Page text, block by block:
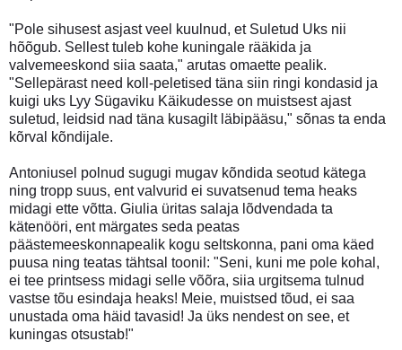
"Pole sihusest asjast veel kuulnud, et Suletud Uks nii
hõõgub. Sellest tuleb kohe kuningale rääkida ja
valvemeeskond siia saata," arutas omaette pealik.
"Sellepärast need koll-peletised täna siin ringi kondasid ja
kuigi uks Lyy Sügaviku Käikudesse on muistsest ajast
suletud, leidsid nad täna kusagilt läbipääsu," sõnas ta enda
kõrval kõndijale.
Antoniusel polnud sugugi mugav kõndida seotud kätega
ning tropp suus, ent valvurid ei suvatsenud tema heaks
midagi ette võtta. Giulia üritas salaja lõdvendada ta
kätenööri, ent märgates seda peatas
päästemeeskonnapealik kogu seltskonna, pani oma käed
puusa ning teatas tähtsal toonil: "Seni, kuni me pole kohal,
ei tee printsess midagi selle võõra, siia urgitsema tulnud
vastse tõu esindaja heaks! Meie, muistsed tõud, ei saa
unustada oma häid tavasid! Ja üks nendest on see, et
kuningas otsustab!"